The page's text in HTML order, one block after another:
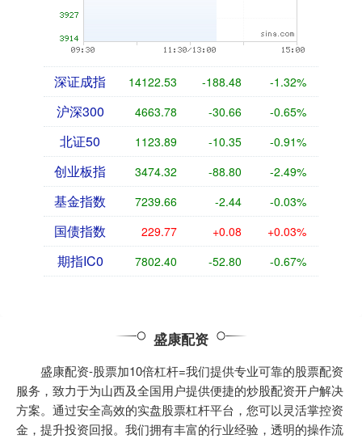
深证成指 14122.53 -188.48 -1.32%
沪深300 4663.78 -30.66 -0.65%
北证50 1123.89 -10.35 -0.91%
创业板指 3474.32 -88.80 -2.49%
基金指数 7239.66 -2.44 -0.03%
国债指数 229.77 +0.08 +0.03%
期指IC0 7802.40 -52.80 -0.67%
盛康配资
盛康配资-股票加10倍杠杆=我们提供专业可靠的股票配资
服务，致力于为山西及全国用户提供便捷的炒股配资开户解决
方案。通过安全高效的实盘股票杠杆平台，您可以灵活掌控资
金，提升投资回报。我们拥有丰富的行业经验，透明的操作流